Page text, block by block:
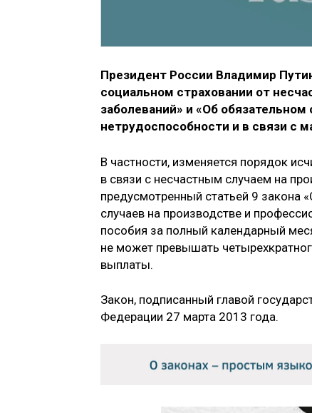
Президент России Владимир
социальном страховании от
заболеваний» и «Об
нетрудоспособности и в связи с
В частности, изменяется порядок
в связи с несчастным случаем на
предусмотренный статьей 9 закона
случаев на производстве и
пособия за полный календарный
не может превышать
выплаты.
Закон, подписанный главой
Федерации 27 марта 2013 года.